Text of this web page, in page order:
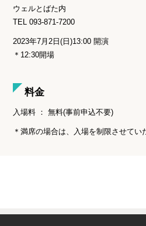
ウェルとばた内
TEL 093-871-7200
2023年7月2日(日)13:00 開演
＊12:30開場
料金
入場料 ： 無料(事前申込不要)
＊満席の場合は、入場を制限させてい